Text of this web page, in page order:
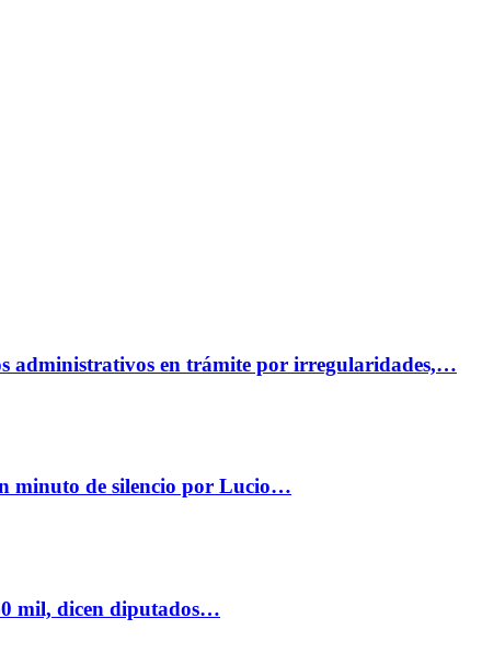
administrativos en trámite por irregularidades,…
minuto de silencio por Lucio…
mil, dicen diputados…